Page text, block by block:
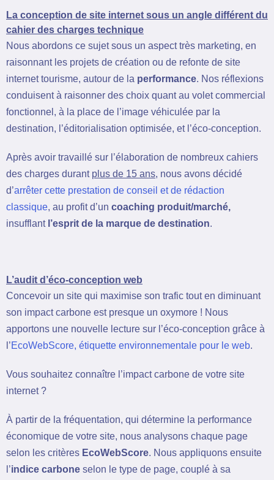
La conception de site internet sous un angle différent du
cahier des charges technique
Nous abordons ce sujet sous un aspect très marketing, en
raisonnant les projets de création ou de refonte de site
internet tourisme, autour de la performance. Nos réflexions
conduisent à raisonner des choix quant au volet commercial
fonctionnel, à la place de l’image véhiculée par la
destination, l’éditorialisation optimisée, et l’éco-conception.
Après avoir travaillé sur l’élaboration de nombreux cahiers
des charges durant plus de 15 ans, nous avons décidé
d’arrêter cette prestation de conseil et de rédaction
classique, au profit d’un coaching produit/marché,
insufflantl’esprit de la marque de destination.
L’audit d’éco-conception web
Concevoir un site qui maximise son trafic tout en diminuant
son impact carbone est presque un oxymore ! Nous
apportons une nouvelle lecture sur l’éco-conception grâce à
l’EcoWebScore, étiquette environnementale pour le web.
Vous souhaitez connaître l’impact carbone de votre site
internet ?
À partir de la fréquentation, qui détermine la performance
économique de votre site, nous analysons chaque page
selon les critères EcoWebScore. Nous appliquons ensuite
l’indice carbone selon le type de page, couplé à sa